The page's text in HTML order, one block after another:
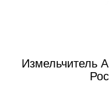
Измельчитель